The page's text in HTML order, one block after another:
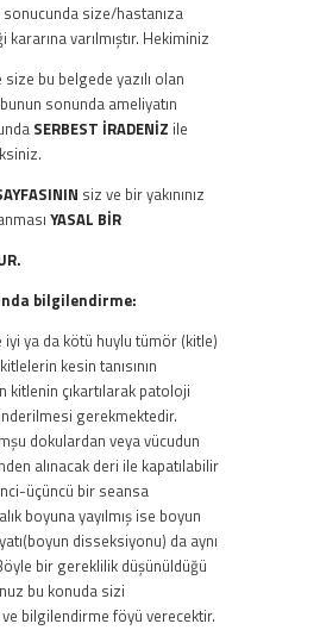
sonucunda size/hastanıza
varılmıştır. Hekiminiz
bu belgede yazılı olan
sonunda ameliyatın
SERBEST İRADENİZ ile
siz ve bir yakınınız
YASAL BİR
bilgilendirme:
iyi ya da kötü huylu tümör (kitle)
kesin tanısının
kitlenin çıkartılarak patoloji
gerekmektedir.
dokulardan veya vücudun
alınacak deri ile kapatılabilir
üçüncü bir seansa
boyuna yayılmış ise boyun
disseksiyonu) da aynı
bir gereklilik düşünüldüğü
bu konuda sizi
bilgilendirme föyü verecektir.